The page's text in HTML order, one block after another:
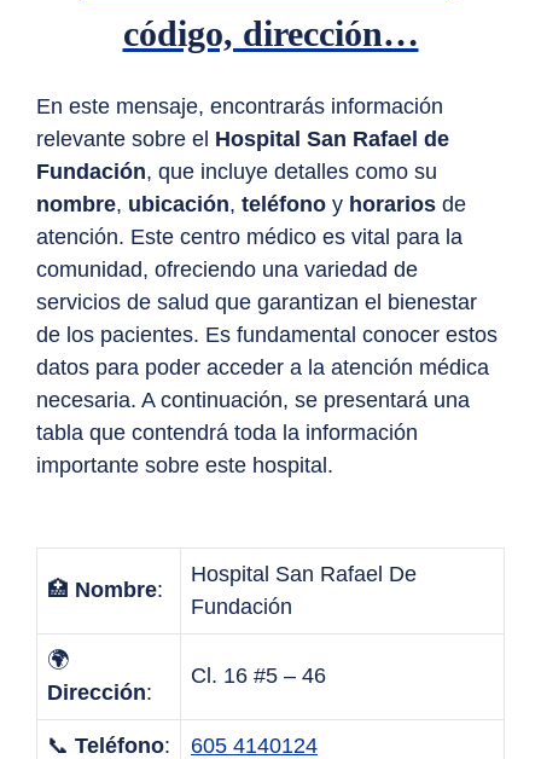
código, dirección…
En este mensaje, encontrarás información
relevante sobre el Hospital San Rafael de
Fundación, que incluye detalles como su
nombre, ubicación, teléfono y horarios de
atención. Este centro médico es vital para la
comunidad, ofreciendo una variedad de
servicios de salud que garantizan el bienestar
de los pacientes. Es fundamental conocer estos
datos para poder acceder a la atención médica
necesaria. A continuación, se presentará una
tabla que contendrá toda la información
importante sobre este hospital.
🏥 Nombre:
Hospital San Rafael De
Fundación
🌍
Dirección:
Cl. 16 #5 – 46
📞 Teléfono: 605 4140124